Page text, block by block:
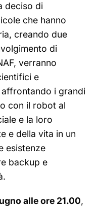
deciso di
che hanno
creando due
di
verranno
e
i grandi
con il robot al
e la loro
e della vita in un
esistenze
backup e
alle ore 21.00,